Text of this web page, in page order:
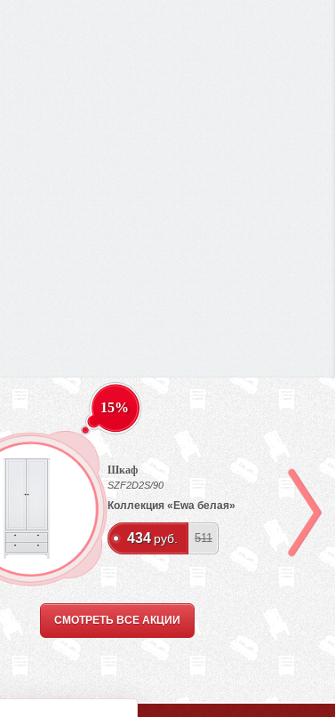
15%
Шкаф
SZF2D2S/90
Коллекция «Ewa белая»
434 руб. 511
СМОТРЕТЬ ВСЕ АКЦИИ